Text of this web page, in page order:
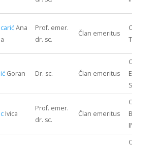
Ana
Prof. emer.
dr. sc.
Član emeritus
ODJEL
Goran Dr. sc. Član emeritus
ODJEL
Ivica
Prof. emer.
dr. sc.
Član emeritus
ODJEL
ODJEL